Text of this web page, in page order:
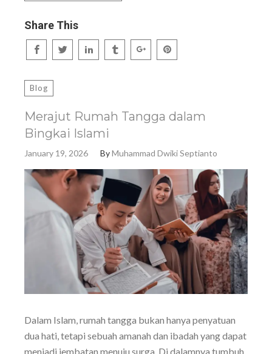
Share This
Blog
Merajut Rumah Tangga dalam
Bingkai Islami
January 19, 2026 ByMuhammad Dwiki Septianto
Dalam Islam, rumah tangga bukan hanya penyatuan
dua hati, tetapi sebuah amanah dan ibadah yang dapat
menjadi jembatan menuju surga. Di dalamnya tumbuh